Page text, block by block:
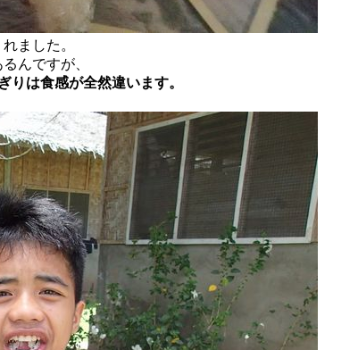
ました。
んですが、
りは食感が全然違います。